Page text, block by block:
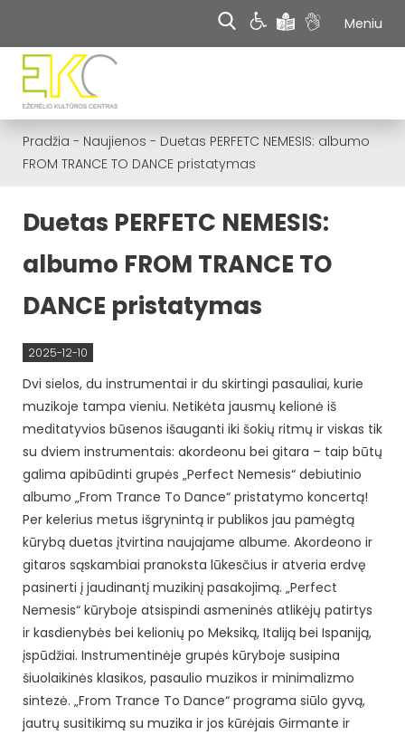
Meniu
Pradžia - Naujienos - Duetas PERFETC NEMESIS: albumo
FROM TRANCE TO DANCE pristatymas
Duetas PERFETC NEMESIS:
albumo FROM TRANCE TO
DANCE pristatymas
2025-12-10
Dvi sielos, du instrumentai ir du skirtingi pasauliai, kurie
muzikoje tampa vieniu. Netikėta jausmų kelionė iš
meditatyvios būsenos išauganti iki šokių ritmų ir viskas tik
su dviem instrumentais: akordeonu bei gitara – taip būtų
galima apibūdinti grupės „Perfect Nemesis“ debiutinio
albumo „From Trance To Dance“ pristatymo koncertą!
Per kelerius metus išgrynintą ir publikos jau pamėgtą
kūrybą duetas įtvirtina naujajame albume. Akordeono ir
gitaros sąskambiai pranoksta lūkesčius ir atveria erdvę
pasinerti į jaudinantį muzikinį pasakojimą. „Perfect
Nemesis“ kūryboje atsispindi asmeninės atlikėjų patirtys
ir kasdienybės bei kelionių po Meksiką, Italiją bei Ispaniją,
įspūdžiai. Instrumentinėje grupės kūryboje susipina
šiuolaikinės klasikos, pasaulio muzikos ir minimalizmo
sintezė. „From Trance To Dance“ programa siūlo gyvą,
jautrų susitikimą su muzika ir jos kūrėjais Girmante ir